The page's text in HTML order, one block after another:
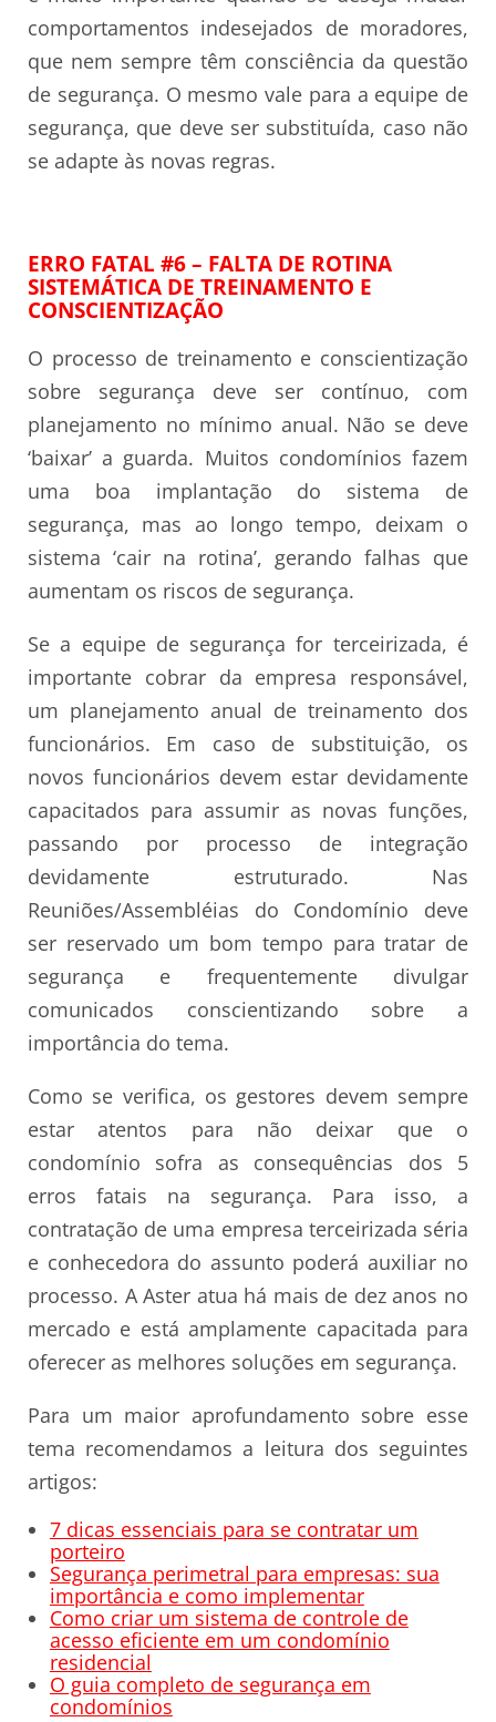
comportamentos indesejados de moradores,
que nem sempre têm consciência da questão
de segurança. O mesmo vale para a equipe de
segurança, que deve ser substituída, caso não
se adapte às novas regras.
ERRO FATAL #6 – FALTA DE ROTINA
SISTEMÁTICA DE TREINAMENTO E
CONSCIENTIZAÇÃO
O processo de treinamento e conscientização
sobre segurança deve ser contínuo, com
planejamento no mínimo anual. Não se deve
‘baixar’ a guarda. Muitos condomínios fazem
uma boa implantação do sistema de
segurança, mas ao longo tempo, deixam o
sistema ‘cair na rotina’, gerando falhas que
aumentam os riscos de segurança.
Se a equipe de segurança for terceirizada, é
importante cobrar da empresa responsável,
um planejamento anual de treinamento dos
funcionários. Em caso de substituição, os
novos funcionários devem estar devidamente
capacitados para assumir as novas funções,
passando por processo de integração
devidamente estruturado. Nas
Reuniões/Assembléias do Condomínio deve
ser reservado um bom tempo para tratar de
segurança e frequentemente divulgar
comunicados conscientizando sobre a
importância do tema.
Como se verifica, os gestores devem sempre
estar atentos para não deixar que o
condomínio sofra as consequências dos 5
erros fatais na segurança. Para isso, a
contratação de uma empresa terceirizada séria
e conhecedora do assunto poderá auxiliar no
processo. A Aster atua há mais de dez anos no
mercado e está amplamente capacitada para
oferecer as melhores soluções em segurança.
Para um maior aprofundamento sobre esse
tema recomendamos a leitura dos seguintes
artigos:
7 dicas essenciais para se contratar um
porteiro
Segurança perimetral para empresas: sua
importância e como implementar
Como criar um sistema de controle de
acesso eficiente em um condomínio
residencial
O guia completo de segurança em
condomínios